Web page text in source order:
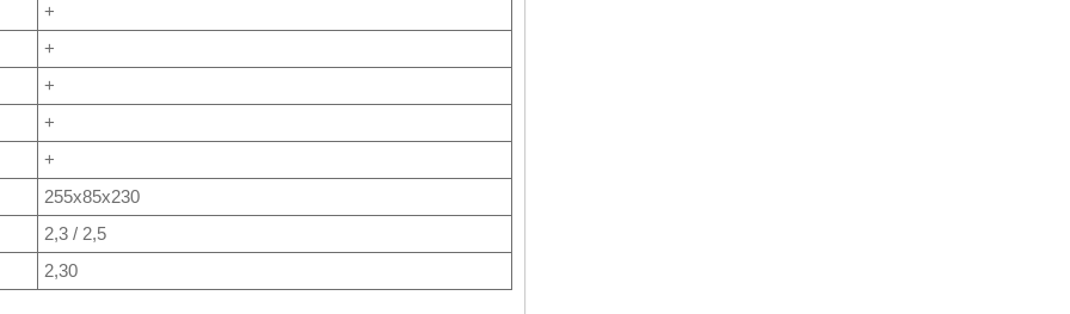
+
+
+
+
+
255х85х230
2,3 / 2,5
2,30